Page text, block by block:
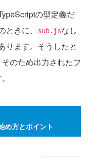
の型定義だ
きに、
sub.jsなし
ります。そうしたと
のため出力されたフ
め方とポイント